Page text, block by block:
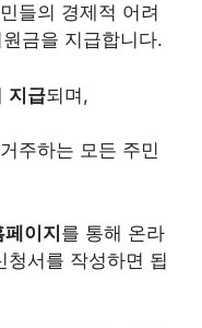
들의 경제적 어려
금을 지급합니다.
지급되며,
주하는 모든 주민
이지를 통해 온라
청서를 작성하면 됩